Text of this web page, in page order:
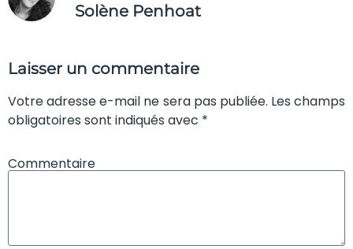
Solène Penhoat
Laisser un commentaire
Votre adresse e-mail ne sera pas publiée. Les champs
obligatoires sont indiqués avec *
Commentaire